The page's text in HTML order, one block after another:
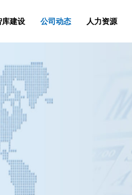
库建设 公司动态 人力资源